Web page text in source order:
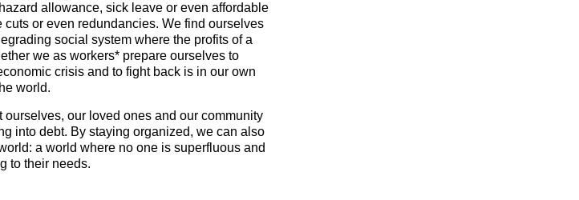
allowance, sick leave or even affordable
or even redundancies. We find ourselves
social system where the profits of a
we as workers* prepare ourselves to
crisis and to fight back is in our own
world.
our loved ones and our community
into debt. By staying organized, we can also
a world where no one is superfluous and
to their needs.